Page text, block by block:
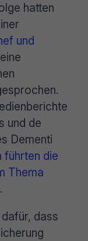
hatten
und
und de
Dementi
führten die
Thema
.
dass